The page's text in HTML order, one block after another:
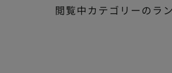
閲覧中カテゴリーのラ